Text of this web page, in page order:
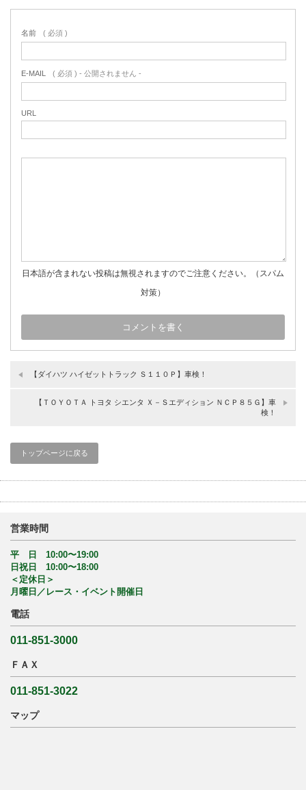
名前 ( 必須 )
E-MAIL ( 必須 ) - 公開されません -
URL
日本語が含まれない投稿は無視されますのでご注意ください。（スパム
対策）
【ダイハツ ハイゼットトラック Ｓ１１０Ｐ】車検！
【ＴＯＹＯＴＡ トヨタ シエンタ Ｘ－Ｓエディション ＮＣＰ８５Ｇ】車
検！
トップページに戻る
営業時間
平 日 10:00〜19:00
日祝日 10:00〜18:00
＜定休日＞
月曜日／レース・イベント開催日
電話
011-851-3000
ＦＡＸ
011-851-3022
マップ